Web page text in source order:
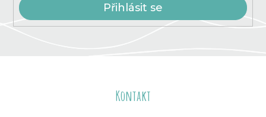
Přihlásit se
Kontakt